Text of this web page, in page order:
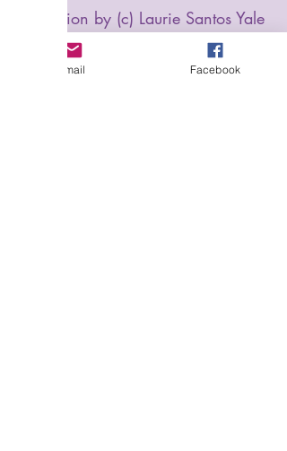
Inspiration by (c) Laurie Santos Yale
University
Email Facebook